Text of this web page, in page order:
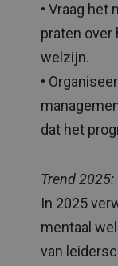
• Vraag
praten over
welzijn.
•
dat het
Trend
In 2025
mentaal
van